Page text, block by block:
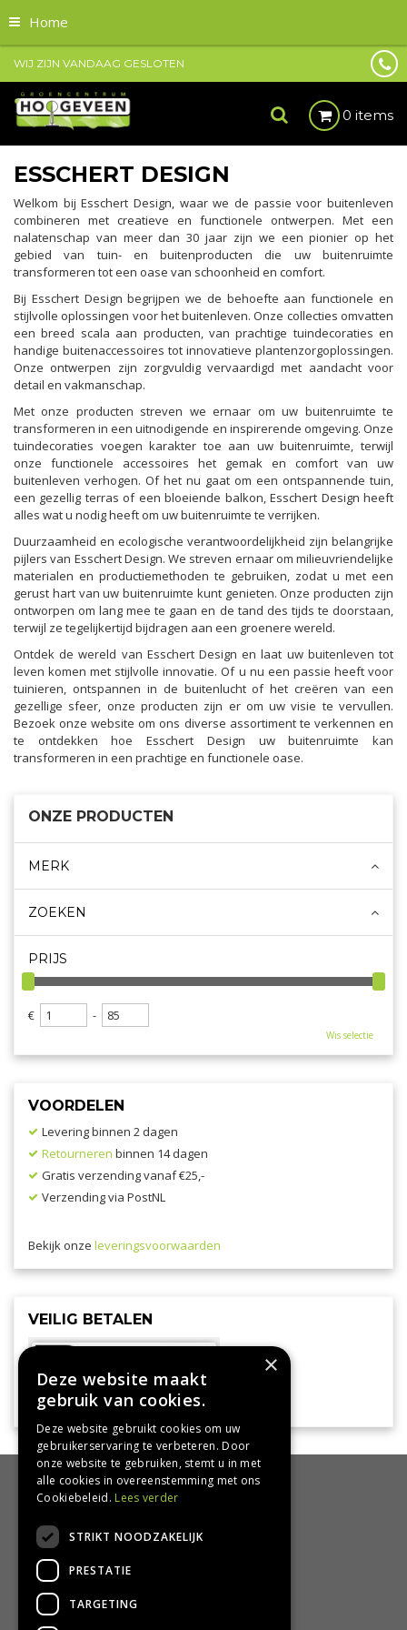
Home
WIJ ZIJN VANDAAG GESLOTEN
0 items
ESSCHERT DESIGN
Welkom bij Esschert Design, waar we de passie voor buitenleven
combineren met creatieve en functionele ontwerpen. Met een
nalatenschap van meer dan 30 jaar zijn we een pionier op het
gebied van tuin- en buitenproducten die uw buitenruimte
transformeren tot een oase van schoonheid en comfort.
Bij Esschert Design begrijpen we de behoefte aan functionele en
stijlvolle oplossingen voor het buitenleven. Onze collecties omvatten
een breed scala aan producten, van prachtige tuindecoraties en
handige buitenaccessoires tot innovatieve plantenzorgoplossingen.
Onze ontwerpen zijn zorgvuldig vervaardigd met aandacht voor
detail en vakmanschap.
Met onze producten streven we ernaar om uw buitenruimte te
transformeren in een uitnodigende en inspirerende omgeving. Onze
tuindecoraties voegen karakter toe aan uw buitenruimte, terwijl
onze functionele accessoires het gemak en comfort van uw
buitenleven verhogen. Of het nu gaat om een ontspannende tuin,
een gezellig terras of een bloeiende balkon, Esschert Design heeft
alles wat u nodig heeft om uw buitenruimte te verrijken.
Duurzaamheid en ecologische verantwoordelijkheid zijn belangrijke
pijlers van Esschert Design. We streven ernaar om milieuvriendelijke
materialen en productiemethoden te gebruiken, zodat u met een
gerust hart van uw buitenruimte kunt genieten. Onze producten zijn
ontworpen om lang mee te gaan en de tand des tijds te doorstaan,
terwijl ze tegelijkertijd bijdragen aan een groenere wereld.
Ontdek de wereld van Esschert Design en laat uw buitenleven tot
leven komen met stijlvolle innovatie. Of u nu een passie heeft voor
tuinieren, ontspannen in de buitenlucht of het creëren van een
gezellige sfeer, onze producten zijn er om uw visie te vervullen.
Bezoek onze website om ons diverse assortiment te verkennen en
te ontdekken hoe Esschert Design uw buitenruimte kan
transformeren in een prachtige en functionele oase.
ONZE PRODUCTEN
MERK
ZOEKEN
PRIJS
€ -
Wis selectie
VOORDELEN
Levering binnen 2 dagen
Retourneren binnen 14 dagen
Gratis verzending vanaf €25,-
Verzending via PostNL
Bekijk onze leveringsvoorwaarden
VEILIG BETALEN
HANDIG
Bezorgen en afhalen
Retourbeleid
Algemene voorwaarden
Privacy Policy
Privacy statement
×
Deze website maakt
gebruik van cookies.
Deze website gebruikt cookies om uw
gebruikerservaring te verbeteren. Door
onze website te gebruiken, stemt u in met
alle cookies in overeenstemming met ons
Cookiebeleid. Lees verder
STRIKT NOODZAKELIJK
PRESTATIE
TARGETING